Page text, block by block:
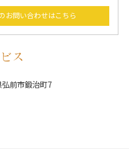
前市鍛治町7
お問い合わせはこちら